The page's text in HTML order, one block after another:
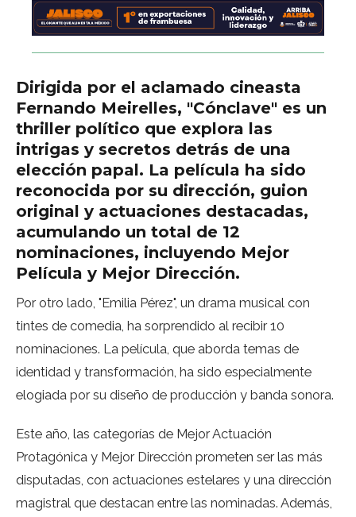
Dirigida por el aclamado cineasta
Fernando Meirelles, "Cónclave" es un
thriller político que explora las
intrigas y secretos detrás de una
elección papal. La película ha sido
reconocida por su dirección, guion
original y actuaciones destacadas,
acumulando un total de 12
nominaciones, incluyendo Mejor
Película y Mejor Dirección.
Por otro lado, "Emilia Pérez", un drama musical con
tintes de comedia, ha sorprendido al recibir 10
nominaciones. La película, que aborda temas de
identidad y transformación, ha sido especialmente
elogiada por su diseño de producción y banda sonora.
Este año, las categorías de Mejor Actuación
Protagónica y Mejor Dirección prometen ser las más
disputadas, con actuaciones estelares y una dirección
magistral que destacan entre las nominadas. Además,